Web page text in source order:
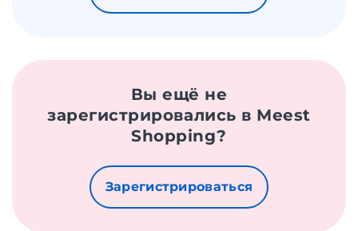
Вы ещё не
зарегистрировались в Meest
Shopping?
Зарегистрироваться